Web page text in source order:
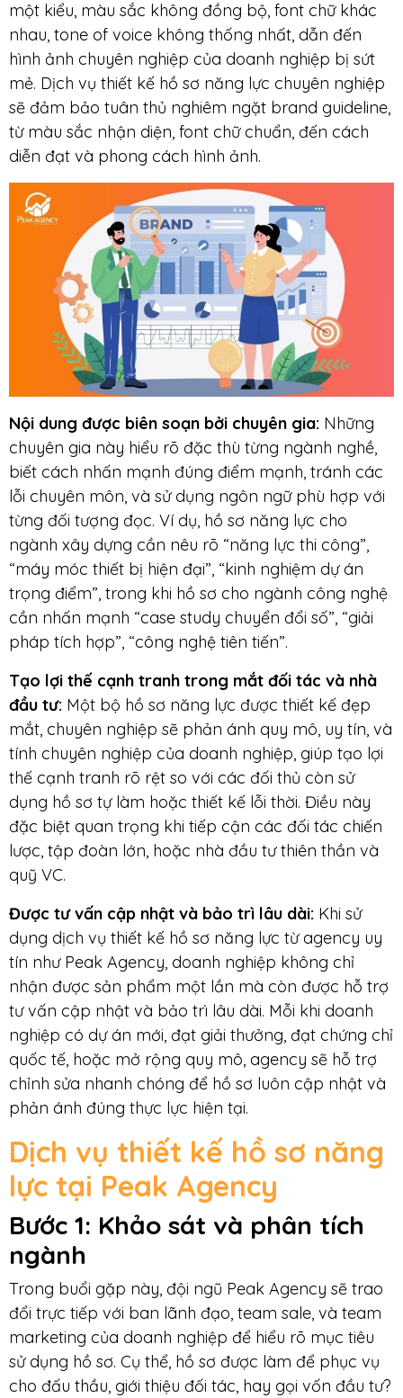
một kiểu, màu sắc không đồng bộ, font chữ khác
nhau, tone of voice không thống nhất, dẫn đến
hình ảnh chuyên nghiệp của doanh nghiệp bị sứt
mẻ. Dịch vụ thiết kế hồ sơ năng lực chuyên nghiệp
sẽ đảm bảo tuân thủ nghiêm ngặt brand guideline,
từ màu sắc nhận diện, font chữ chuẩn, đến cách
diễn đạt và phong cách hình ảnh.
Nội dung được biên soạn bởi chuyên gia: Những
chuyên gia này hiểu rõ đặc thù từng ngành nghề,
biết cách nhấn mạnh đúng điểm mạnh, tránh các
lỗi chuyên môn, và sử dụng ngôn ngữ phù hợp với
từng đối tượng đọc. Ví dụ, hồ sơ năng lực cho
ngành xây dựng cần nêu rõ “năng lực thi công”,
“máy móc thiết bị hiện đại”, “kinh nghiệm dự án
trọng điểm”, trong khi hồ sơ cho ngành công nghệ
cần nhấn mạnh “case study chuyển đổi số”, “giải
pháp tích hợp”, “công nghệ tiên tiến”.
Tạo lợi thế cạnh tranh trong mắt đối tác và nhà
đầu tư: Một bộ hồ sơ năng lực được thiết kế đẹp
mắt, chuyên nghiệp sẽ phản ánh quy mô, uy tín, và
tính chuyên nghiệp của doanh nghiệp, giúp tạo lợi
thế cạnh tranh rõ rệt so với các đối thủ còn sử
dụng hồ sơ tự làm hoặc thiết kế lỗi thời. Điều này
đặc biệt quan trọng khi tiếp cận các đối tác chiến
lược, tập đoàn lớn, hoặc nhà đầu tư thiên thần và
quỹ VC.
Được tư vấn cập nhật và bảo trì lâu dài: Khi sử
dụng dịch vụ thiết kế hồ sơ năng lực từ agency uy
tín như Peak Agency, doanh nghiệp không chỉ
nhận được sản phẩm một lần mà còn được hỗ trợ
tư vấn cập nhật và bảo trì lâu dài. Mỗi khi doanh
nghiệp có dự án mới, đạt giải thưởng, đạt chứng chỉ
quốc tế, hoặc mở rộng quy mô, agency sẽ hỗ trợ
chỉnh sửa nhanh chóng để hồ sơ luôn cập nhật và
phản ánh đúng thực lực hiện tại.
Dịch vụ thiết kế hồ sơ năng
lực tại Peak Agency
Bước 1: Khảo sát và phân tích
ngành
Trong buổi gặp này, đội ngũ Peak Agency sẽ trao
đổi trực tiếp với ban lãnh đạo, team sale, và team
marketing của doanh nghiệp để hiểu rõ mục tiêu
sử dụng hồ sơ. Cụ thể, hồ sơ được làm để phục vụ
cho đấu thầu, giới thiệu đối tác, hay gọi vốn đầu tư?